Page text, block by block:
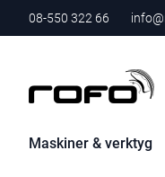
08-550 322 66
Maskiner & verktyg